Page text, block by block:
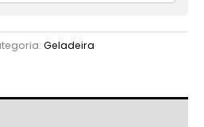
Geladeira